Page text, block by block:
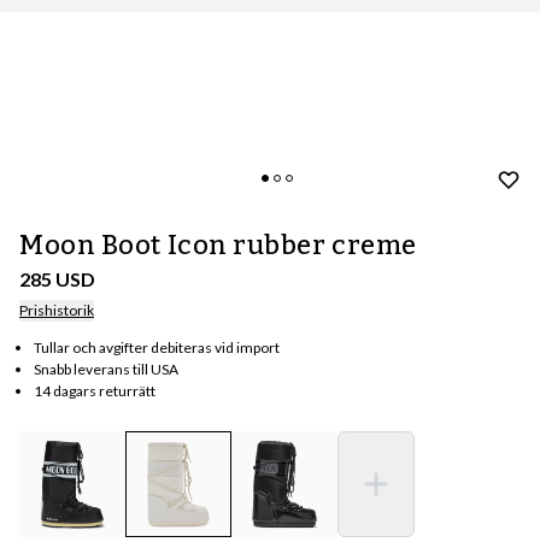
Moon Boot Icon rubber creme
285 USD
Prishistorik
Tullar och avgifter debiteras vid import
Snabb leverans till USA
14 dagars returrätt